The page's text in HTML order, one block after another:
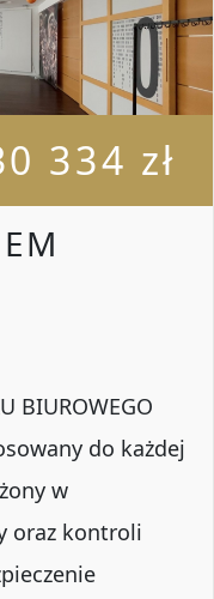
334 zł
BIUROWEGO
do każdej
w
oraz kontroli